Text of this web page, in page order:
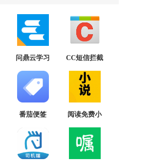
问鼎云学习
CC短信拦截
番茄便签
阅读免费小